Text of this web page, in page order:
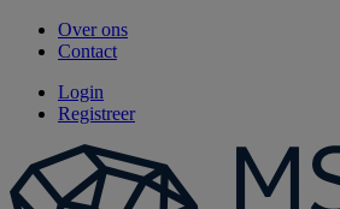
Over ons
Contact
Login
Registreer